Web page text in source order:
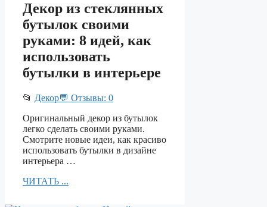
Декор из стеклянных
бутылок своими
руками: 8 идей, как
использовать
бутылки в интерьере
📂 Декор💬 Отзывы: 0
Оригинальный декор из бутылок
легко сделать своими руками.
Смотрите новые идеи, как красиво
использовать бутылки в дизайне
интерьера …
ЧИТАТЬ ...